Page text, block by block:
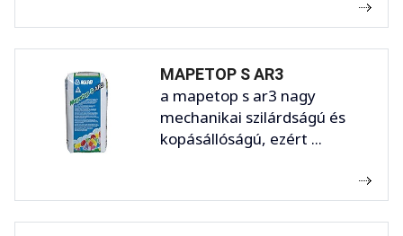
MAPETOP S AR3
a mapetop s ar3 nagy
mechanikai szilárdságú és
kopásállóságú, ezért ...